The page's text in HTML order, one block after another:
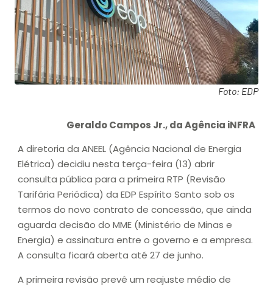
Foto: EDP
Geraldo Campos Jr., da Agência iNFRA
A diretoria da ANEEL (Agência Nacional de Energia
Elétrica) decidiu nesta terça-feira (13) abrir
consulta pública para a primeira RTP (Revisão
Tarifária Periódica) da EDP Espírito Santo sob os
termos do novo contrato de concessão, que ainda
aguarda decisão do MME (Ministério de Minas e
Energia) e assinatura entre o governo e a empresa.
A consulta ficará aberta até 27 de junho.
A primeira revisão prevê um reajuste médio de